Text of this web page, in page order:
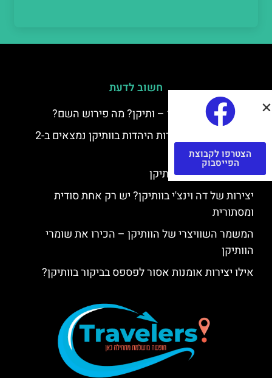
חשוב לדעת
למה קוראים לוותיקן – ותיקן? מה פירוש השם?
כתב יד ותיקן – אוצרות היהדות בוותיקן נמצאים ב-2
כתבי יד עתיקים
יצירות של רפאל בוותיקן
יצירות של דה וינצ'י בוותיקן? יש רק אחת סודית
ומסתורית
המשמר השוויצרי של הוותיקן – הכירו את שומרי
הוותיקן
אילו יצירות אומנות אסור לפספס בביקור בוותיקן?
הצטרפו לקבוצת
הפייסבוק